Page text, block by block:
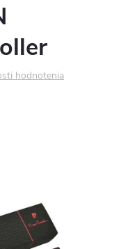
hodnotenia